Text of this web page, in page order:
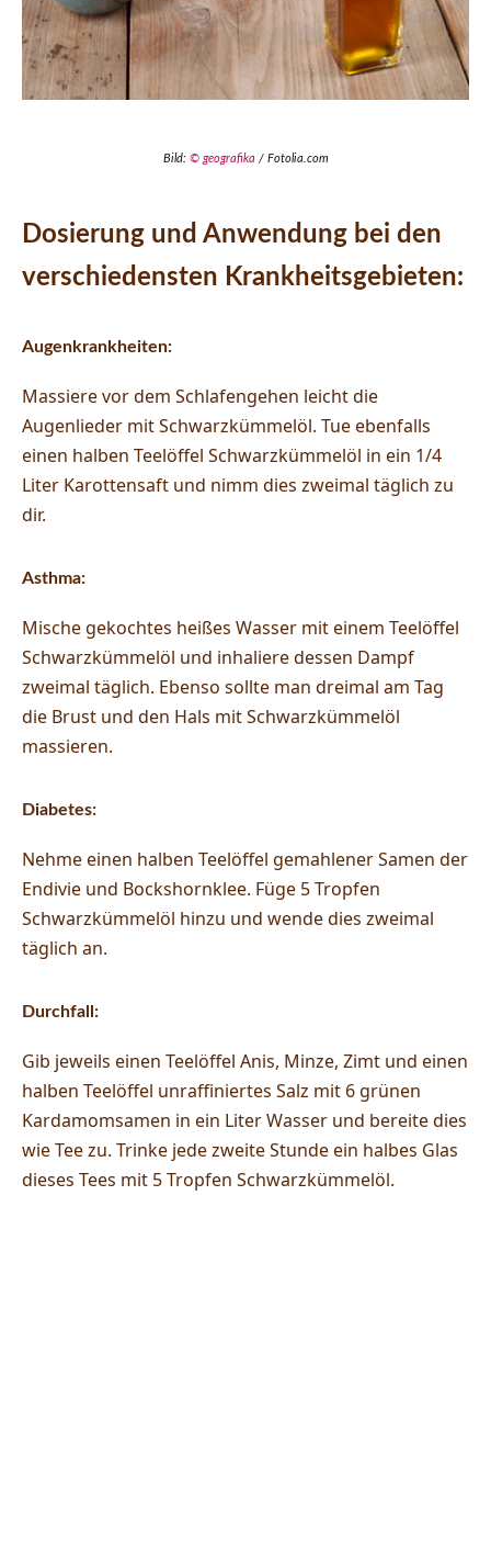
Bild: © geografika / Fotolia.com
Dosierung und Anwendung bei den
verschiedensten Krankheitsgebieten:
Augenkrankheiten:
Massiere vor dem Schlafengehen leicht die
Augenlieder mit Schwarzkümmelöl. Tue ebenfalls
einen halben Teelöffel Schwarzkümmelöl in ein 1/4
Liter Karottensaft und nimm dies zweimal täglich zu
dir.
Asthma:
Mische gekochtes heißes Wasser mit einem Teelöffel
Schwarzkümmelöl und inhaliere dessen Dampf
zweimal täglich. Ebenso sollte man dreimal am Tag
die Brust und den Hals mit Schwarzkümmelöl
massieren.
Diabetes:
Nehme einen halben Teelöffel gemahlener Samen der
Endivie und Bockshornklee. Füge 5 Tropfen
Schwarzkümmelöl hinzu und wende dies zweimal
täglich an.
Durchfall:
Gib jeweils einen Teelöffel Anis, Minze, Zimt und einen
halben Teelöffel unraffiniertes Salz mit 6 grünen
Kardamomsamen in ein Liter Wasser und bereite dies
wie Tee zu. Trinke jede zweite Stunde ein halbes Glas
dieses Tees mit 5 Tropfen Schwarzkümmelöl.